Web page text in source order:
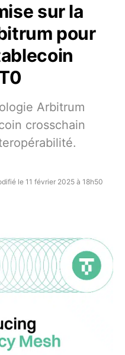
sur la
pour
Arbitrum
crosschain
le 11 février 2025 à 18h50